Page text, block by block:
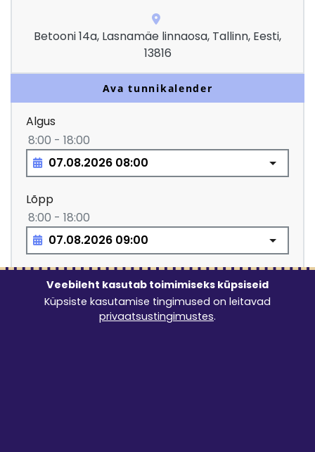
Betooni 14a, Lasnamäe linnaosa, Tallinn, Eesti,
13816
Ava tunnikalender
Algus
8:00 - 18:00
Lõpp
8:00 - 18:00
Lubatud rendiperiood: vähemalt 1 tund
2.48€
Veebileht kasutab toimimiseks küpsiseid
Küpsiste kasutamise tingimused on leitavad
privaatsustingimustes.